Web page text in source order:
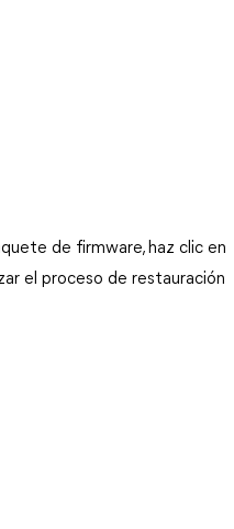
el proceso de restauración